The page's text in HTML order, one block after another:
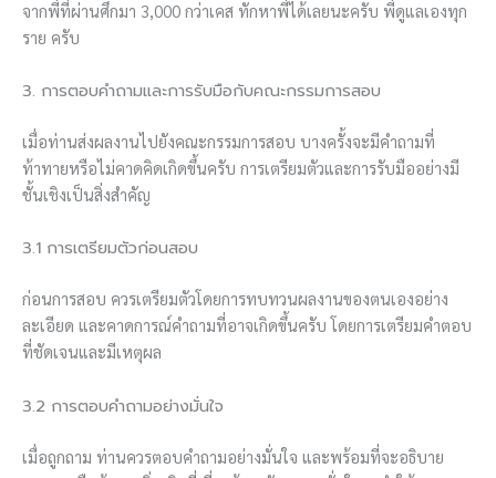
จากพี่ที่ผ่านศึกมา 3,000 กว่าเคส ทักหาพี่ได้เลยนะครับ พี่ดูแลเองทุก
ราย ครับ
3. การตอบคำถามและการรับมือกับคณะกรรมการสอบ
เมื่อท่านส่งผลงานไปยังคณะกรรมการสอบ บางครั้งจะมีคำถามที่
ท้าทายหรือไม่คาดคิดเกิดขึ้นครับ การเตรียมตัวและการรับมืออย่างมี
ชั้นเชิงเป็นสิ่งสำคัญ
3.1 การเตรียมตัวก่อนสอบ
ก่อนการสอบ ควรเตรียมตัวโดยการทบทวนผลงานของตนเองอย่าง
ละเอียด และคาดการณ์คำถามที่อาจเกิดขึ้นครับ โดยการเตรียมคำตอบ
ที่ชัดเจนและมีเหตุผล
3.2 การตอบคำถามอย่างมั่นใจ
เมื่อถูกถาม ท่านควรตอบคำถามอย่างมั่นใจ และพร้อมที่จะอธิบาย